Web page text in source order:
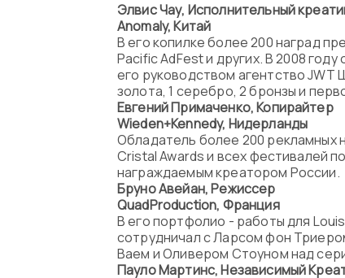
Элвис Чау, Исполнительный
Anomaly, Китай
В его копилке более 200 наград
Pacific AdFest и других. В 2008
его руководством агентство
золота, 1 серебро, 2 бронзы и
Евгений Примаченко, Копирайтер
Wieden+Kennedy, Нидерланды
Обладатель более 200 рекламных
Cristal Awards и всех фестивалей
награждаемым креатором России.
Бруно Авейан, Режиссер
QuadProduction, Франция
В его портфолио - работы для
сотрудничал с Ларсом фон
Ваем и Оливером Стоуном над
Пауло Мартинс, Независимый